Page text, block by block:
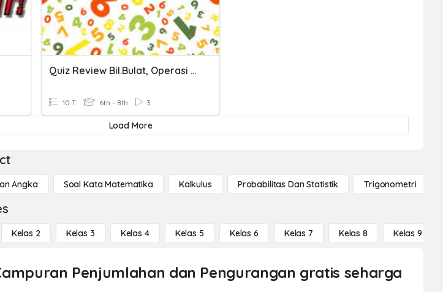
Quiz Review Bil.bulat, Operasi Penjumlahan Dan Pengurangan
10 T 6th - 8th 3
Load More
Angka Soal Kata Matematika Kalkulus Probabilitas Dan Statistik Trigonometri
Kelas 2 Kelas 3 Kelas 4 Kelas 5 Kelas 6 Kelas 7 Kelas 8 Kelas 9
Penjumlahan dan Pengurangan gratis seharga